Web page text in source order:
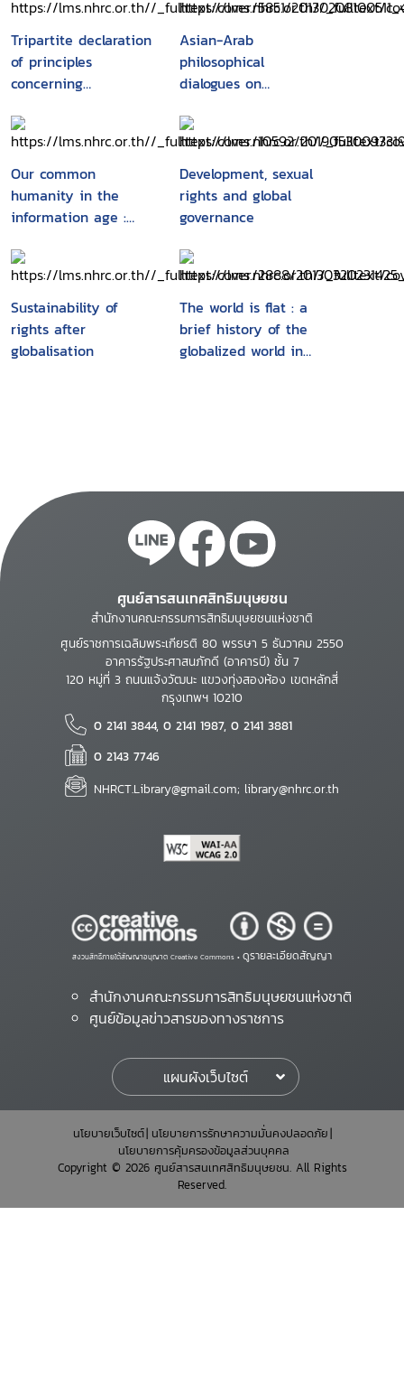
Tripartite declaration
of principles
concerning
enterprises and social
policy
Asian-Arab
philosophical
dialogues on
democracy and
human rights
Our common
humanity in the
information age :
for development
Development, sexual
rights and global
governance
Sustainability of
rights after
globalisation
The world is flat : a
brief history of the
globalized world in
ศูนย์สารสนเทศสิทธิมนุษยชน
สำนักงานคณะกรรมการสิทธิมนุษยชนแห่งชาติ
ศูนย์ราชการเฉลิมพระเกียรติ 80 พรรษา 5 ธันวาคม 2550
อาคารรัฐประศาสนภักดี (อาคารบี) ชั้น 7
120 หมู่ที่ 3 ถนนแจ้งวัฒนะ แขวงทุ่งสองห้อง เขตหลักสี่
กรุงเทพฯ 10210
0 2141 3844, 0 2141 1987, 0 2141 3881
0 2143 7746
NHRCT.Library@gmail.com; library@nhrc.or.th
สงวนสิทธิ์ภายใต้สัญญาอนุญาต Creative Commons • ดูรายละเอียดสัญญา
สำนักงานคณะกรรมการสิทธิมนุษยชนแห่งชาติ
ศูนย์ข้อมูลข่าวสารของทางราชการ
แผนผังเว็บไซต์
นโยบายเว็บไซต์ นโยบายการรักษาความมั่นคงปลอดภัย
นโยบายการคุ้มครองข้อมูลส่วนบุคคล
Copyright © 2026 ศูนย์สารสนเทศสิทธิมนุษยชน. All Rights
Reserved.